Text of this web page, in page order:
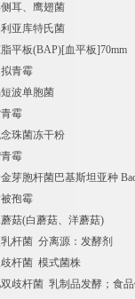
侧耳、鹰翅菌
亚库特氏菌
平板(BAP)[血平板]70mm
青霉
波单胞菌
霉
珠菌冻干粉
霉
芽胞杆菌巴基斯坦亚种
孢霉
菇(白蘑菇、洋蘑菇)
杆菌 分离源：发酵剂
杆菌 模式菌株
歧杆菌 乳制品发酵；食